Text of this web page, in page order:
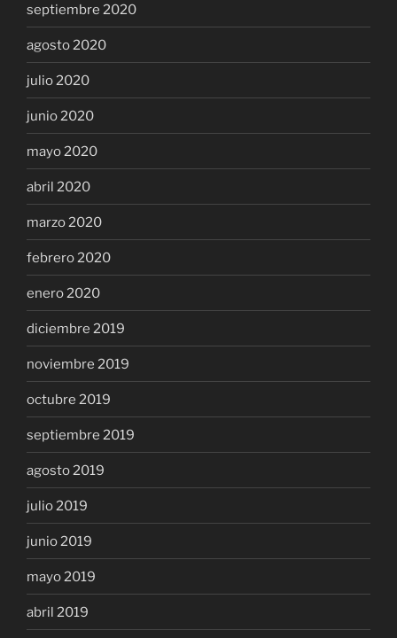
septiembre 2020
agosto 2020
julio 2020
junio 2020
mayo 2020
abril 2020
marzo 2020
febrero 2020
enero 2020
diciembre 2019
noviembre 2019
octubre 2019
septiembre 2019
agosto 2019
julio 2019
junio 2019
mayo 2019
abril 2019